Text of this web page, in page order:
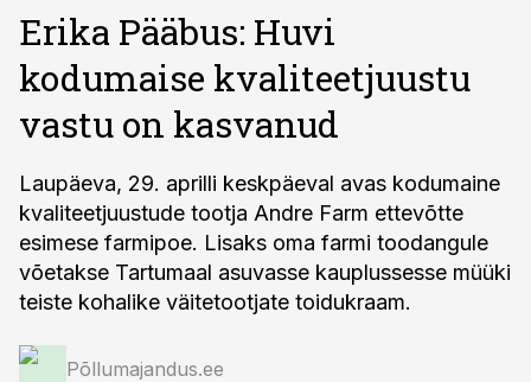
Erika Pääbus: Huvi
kodumaise kvaliteetjuustu
vastu on kasvanud
Laupäeva, 29. aprilli keskpäeval avas kodumaine
kvaliteetjuustude tootja Andre Farm ettevõtte
esimese farmipoe. Lisaks oma farmi toodangule
võetakse Tartumaal asuvasse kauplussesse müüki
teiste kohalike väitetootjate toidukraam.
Põllumajandus.ee